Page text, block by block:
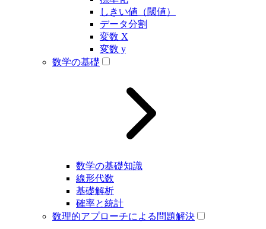
しきい値（閾値）
データ分割
変数 X
変数 y
数学の基礎
数学の基礎知識
線形代数
基礎解析
確率と統計
数理的アプローチによる問題解決